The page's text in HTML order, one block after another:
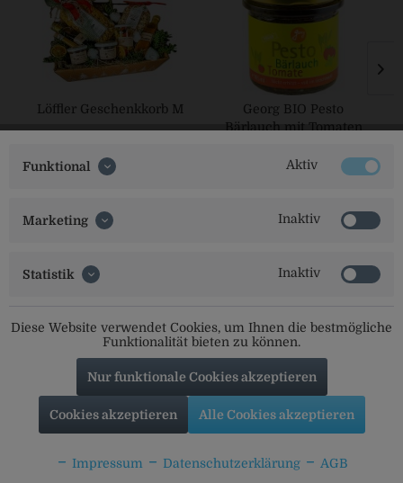
Löffler Geschenkkorb M
Georg BIO Pesto
Bärlauch mit Tomaten
Folgt uns auf unseren Kanälen für alle Neuigkeiten:
Service Hotline
Shop Service
Funktional Aktiv
Marketing Inaktiv
Statistik Inaktiv
Diese Website verwendet Cookies, um Ihnen die bestmögliche
Funktionalität bieten zu können.
Nur funktionale Cookies akzeptieren
Cookies akzeptieren Alle Cookies akzeptieren
Impressum Datenschutzerklärung AGB